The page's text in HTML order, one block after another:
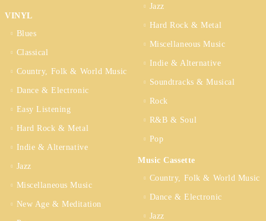
VINYL
Blues
Classical
Country, Folk & World Music
Dance & Electronic
Easy Listening
Hard Rock & Metal
Indie & Alternative
Jazz
Miscellaneous Music
New Age & Meditation
Jazz
Hard Rock & Metal
Miscellaneous Music
Indie & Alternative
Soundtracks & Musical
Rock
R&B & Soul
Pop
Music Cassette
Country, Folk & World Music
Dance & Electronic
Jazz